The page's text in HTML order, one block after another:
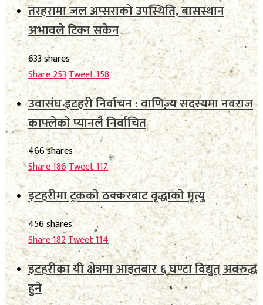
तरहरामा जल अप्सराको उपस्थिति, बासस्थान
अभावले टिक्न सकेन
633 shares
Share253Tweet158
उवासंघ इटहरी निर्वाचन : वाणिज्य सदस्यमा नवराज
काफ्लेको प्यानलै निर्वाचित
466 shares
Share186Tweet117
इटहरीमा ट्रकको ठक्करबाट वृद्धाको मृत्यु
456 shares
Share182Tweet114
इटहरीका यी क्षेत्रमा आइतबार ६ घण्टा विद्युत् अवरुद्ध
हुने